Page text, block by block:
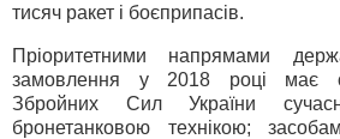
тисяч ракет і боєприпасів.
Пріоритетними напрямами
замовлення у 2018 році має
Збройних Сил України
бронетанковою технікою;